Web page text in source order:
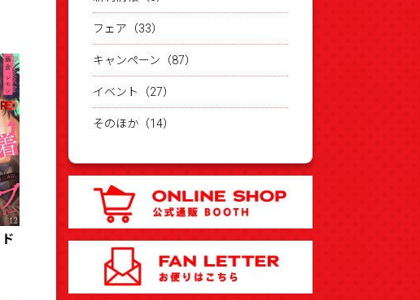
フェア（33）
キャンペーン（87）
イベント（27）
そのほか（14）